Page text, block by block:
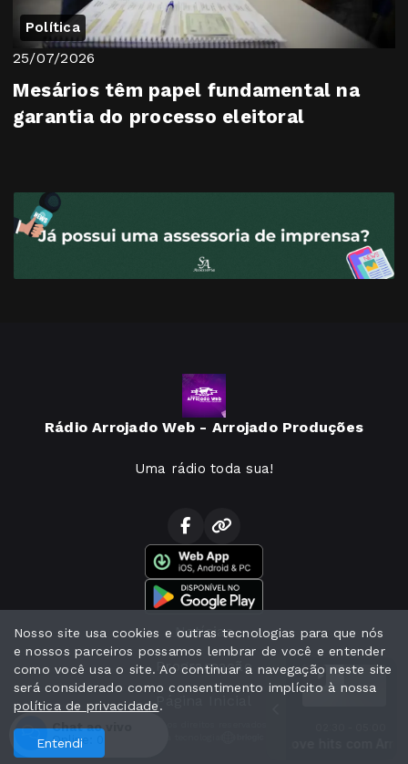
Love hits com Arrojado Produções
Pátria gaúcha com Arrojado Produções
Política
25/07/2026
Mesários têm papel fundamental na
garantia do processo eleitoral
Rádio Arrojado Web - Arrojado Produções
Uma rádio toda sua!
Notícias
Programação
Página Inicial
Nosso site usa cookies e outras tecnologias para que nós
e nossos parceiros possamos lembrar de você e entender
como você usa o site. Ao continuar a navegação neste site
será considerado como consentimento implícito à nossa
política de privacidade.
Entendi
Chat ao vivo
Online: